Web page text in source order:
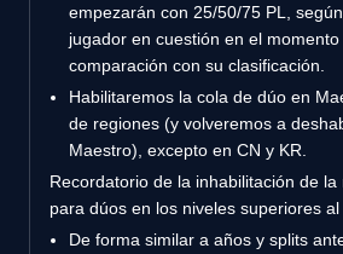
empezarán con 25/50/75 PL,
jugador en cuestión en el
comparación con su clasificación.
Habilitaremos la cola de dúo en
de regiones (y volveremos a
Maestro), excepto en CN y KR.
Recordatorio de la inhabilitación de
para dúos en los niveles superiores
De forma similar a años y splits